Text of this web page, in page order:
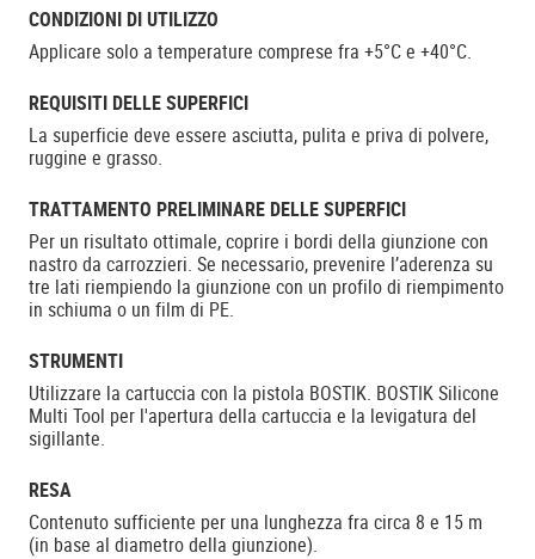
CONDIZIONI DI UTILIZZO
Applicare solo a temperature comprese fra +5°C e +40°C.
REQUISITI DELLE SUPERFICI
La superficie deve essere asciutta, pulita e priva di polvere,
ruggine e grasso.
TRATTAMENTO PRELIMINARE DELLE SUPERFICI
Per un risultato ottimale, coprire i bordi della giunzione con
nastro da carrozzieri. Se necessario, prevenire l’aderenza su
tre lati riempiendo la giunzione con un profilo di riempimento
in schiuma o un film di PE.
STRUMENTI
Utilizzare la cartuccia con la pistola BOSTIK. BOSTIK Silicone
Multi Tool per l'apertura della cartuccia e la levigatura del
sigillante.
RESA
Contenuto sufficiente per una lunghezza fra circa 8 e 15 m
(in base al diametro della giunzione).